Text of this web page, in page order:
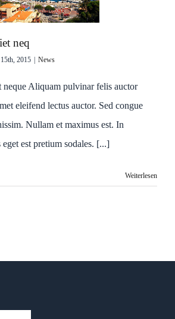
neq
2015 | News
neque Aliquam pulvinar felis auctor
eleifend lectus auctor. Sed congue
Nullam et maximus est. In
est pretium sodales. [...]
Weiterlesen